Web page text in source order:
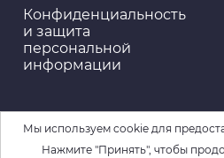
Конфиденциальность
и защита
персональной
информации
Домой Каталог
Мы используем cookie для
Нажмите "Принять", чтобы